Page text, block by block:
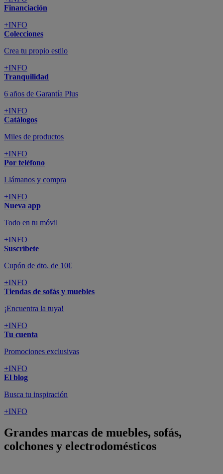
Financiación
+INFO
Colecciones
Crea tu propio estilo
+INFO
Tranquilidad
6 años de Garantía Plus
+INFO
Catálogos
Miles de productos
+INFO
Por teléfono
Llámanos y compra
+INFO
Nueva app
Todo en tu móvil
+INFO
Suscríbete
Cupón de dto. de 10€
+INFO
Tiendas de sofás y muebles
¡Encuentra la tuya!
+INFO
Tu cuenta
Promociones exclusivas
+INFO
El blog
Busca tu inspiración
+INFO
Grandes marcas de muebles, sofás,
colchones y electrodomésticos